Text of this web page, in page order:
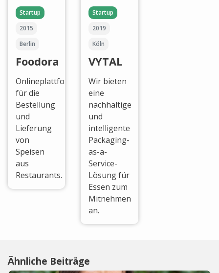
Startup
2015
Berlin
Foodora
Onlineplattform
für die
Bestellung
und
Lieferung
von
Speisen
aus
Restaurants.
Startup
2019
Köln
VYTAL
Wir bieten
eine
nachhaltige
und
intelligente
Packaging-
as-a-
Service-
Lösung für
Essen zum
Mitnehmen
an.
Ähnliche Beiträge